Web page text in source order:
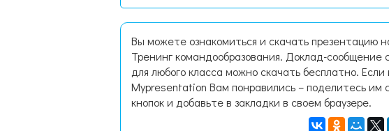
Вы можете ознакомиться и скачать презентацию
Тренинг командообразования. Доклад-
для любого класса можно скачать бесплатно.
Mypresentation Вам понравились – поделитесь им
кнопок и добавьте в закладки в своем браузере.